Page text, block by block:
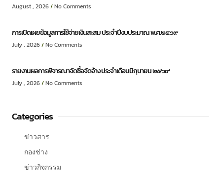
August , 2026 No Comments
การเปิดเผยข้อมูลการใช้จ่ายเงินสะสม ประจำปีงบประมาณ พ.ศ.๒๕๖๙
July , 2026 No Comments
รายงานผลการพิจารณาจัดซื้อจัดจ้าง ประจำเดือนมิถุนายน ๒๕๖๙
July , 2026 No Comments
Categories
ข่าวสาร
กองช่าง
ข่าวกิจกรรม